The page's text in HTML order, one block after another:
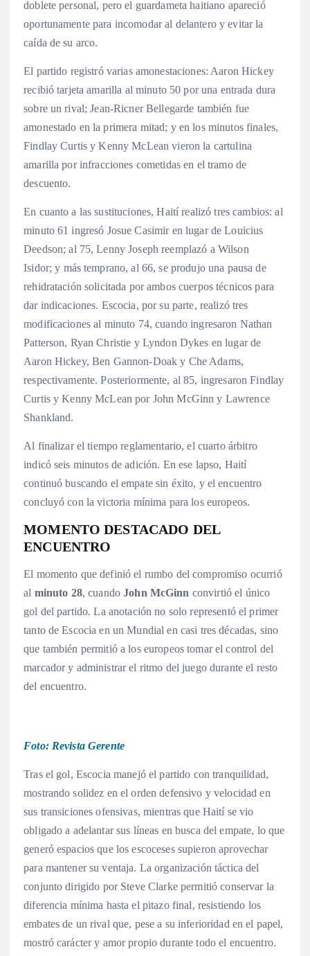
doblete personal, pero el guardameta haitiano apareció
oportunamente para incomodar al delantero y evitar la
caída de su arco.
El partido registró varias amonestaciones: Aaron Hickey
recibió tarjeta amarilla al minuto 50 por una entrada dura
sobre un rival; Jean-Ricner Bellegarde también fue
amonestado en la primera mitad; y en los minutos finales,
Findlay Curtis y Kenny McLean vieron la cartulina
amarilla por infracciones cometidas en el tramo de
descuento.
En cuanto a las sustituciones, Haití realizó tres cambios: al
minuto 61 ingresó Josue Casimir en lugar de Louicius
Deedson; al 75, Lenny Joseph reemplazó a Wilson
Isidor; y más temprano, al 66, se produjo una pausa de
rehidratación solicitada por ambos cuerpos técnicos para
dar indicaciones. Escocia, por su parte, realizó tres
modificaciones al minuto 74, cuando ingresaron Nathan
Patterson, Ryan Christie y Lyndon Dykes en lugar de
Aaron Hickey, Ben Gannon-Doak y Che Adams,
respectivamente. Posteriormente, al 85, ingresaron Findlay
Curtis y Kenny McLean por John McGinn y Lawrence
Shankland.
Al finalizar el tiempo reglamentario, el cuarto árbitro
indicó seis minutos de adición. En ese lapso, Haití
continuó buscando el empate sin éxito, y el encuentro
concluyó con la victoria mínima para los europeos.
MOMENTO DESTACADO DEL
ENCUENTRO
El momento que definió el rumbo del compromiso ocurrió
al minuto 28, cuandoJohn McGinn convirtió el único
gol del partido. La anotación no solo representó el primer
tanto de Escocia en un Mundial en casi tres décadas, sino
que también permitió a los europeos tomar el control del
marcador y administrar el ritmo del juego durante el resto
del encuentro.
Foto: Revista Gerente
Tras el gol, Escocia manejó el partido con tranquilidad,
mostrando solidez en el orden defensivo y velocidad en
sus transiciones ofensivas, mientras que Haití se vio
obligado a adelantar sus líneas en busca del empate, lo que
generó espacios que los escoceses supieron aprovechar
para mantener su ventaja. La organización táctica del
conjunto dirigido por Steve Clarke permitió conservar la
diferencia mínima hasta el pitazo final, resistiendo los
embates de un rival que, pese a su inferioridad en el papel,
mostró carácter y amor propio durante todo el encuentro.